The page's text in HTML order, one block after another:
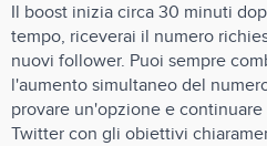
Il boost inizia circa 30 minuti
tempo, riceverai il numero
nuovi follower. Puoi sempre
l'aumento simultaneo del
provare un'opzione e
Twitter con gli obiettivi